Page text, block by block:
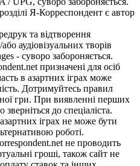
Я-Корреспондент є автор
та відтворення
аудіовізуальних творів
- суворо забороняється.
призначені для осіб
в азартних іграх може
Дотримуйтесь правил
гри. При виявленні перших
до спеціаліста.
іграх не може бути
роботі.
не проводить
гроші, також сайт не